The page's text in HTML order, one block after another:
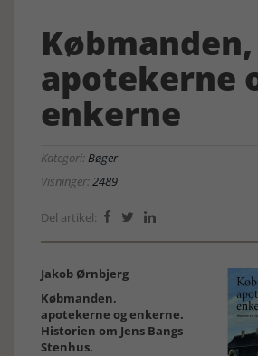
Købmanden,
apotekerne
enkerne
Kategori:Bøger
Visninger:2489
Del artikel:   
Jakob Ørnbjerg
Købmanden,
apotekerne og enkerne.
Historien om Jens Bangs
Stenhus.